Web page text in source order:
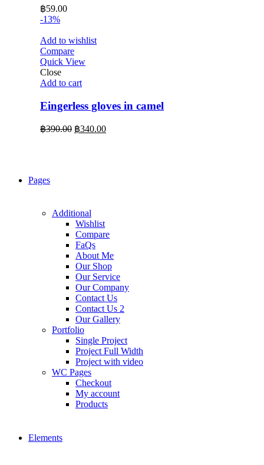
฿59.00
-13%
Add to wishlist
Compare
Quick View
Close
Add to cart
Eingerless gloves in camel
฿390.00 Original
฿340.00Current
Pages
Additional
Wishlist
Compare
FaQs
About Me
Our Shop
Our Service
Our Company
Contact Us
Contact Us 2
Our Gallery
Portfolio
Single Project
Project Full Width
Project with video
WC Pages
Checkout
My account
Products
Elements